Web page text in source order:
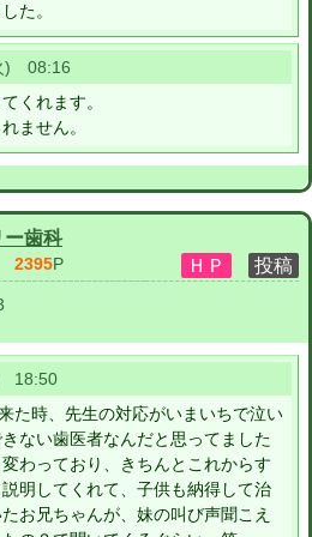
た。
) 08:16
くれます。
ません。
ー歯科
2395P
18:50
た時、先生の対応がいまいちで泣い
ない歯医者なんだと思ってました
わっており、きちんとこれからす
明してくれて、子供も納得して治
お兄ちゃんが、妹の叫び声聞こえ